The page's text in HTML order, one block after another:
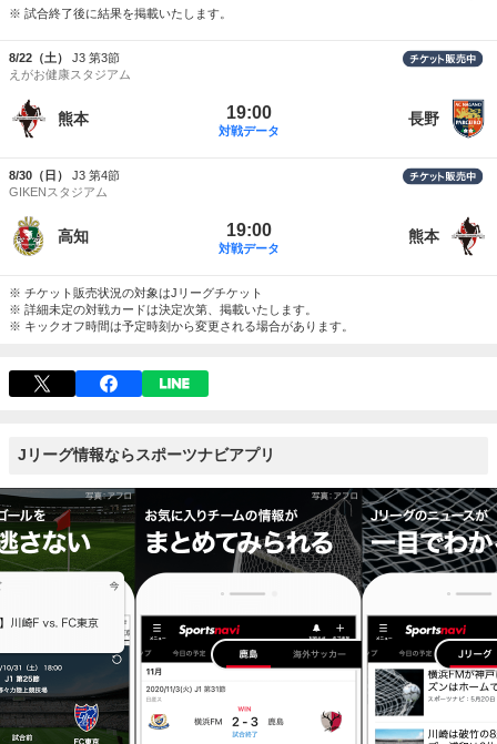
※ 試合終了後に結果を掲載いたします。
8/22（土）
J3 第3節
えがお健康スタジアム
熊本 19:00
対戦データ
長野
8/30（日）
J3 第4節
GIKENスタジアム
高知 19:00
対戦データ
熊本
※ チケット販売状況の対象はJリーグチケット
※ 詳細未定の対戦カードは決定次第、掲載いたします。
※ キックオフ時間は予定時刻から変更される場合があります。
Jリーグ情報ならスポーツナビアプリ